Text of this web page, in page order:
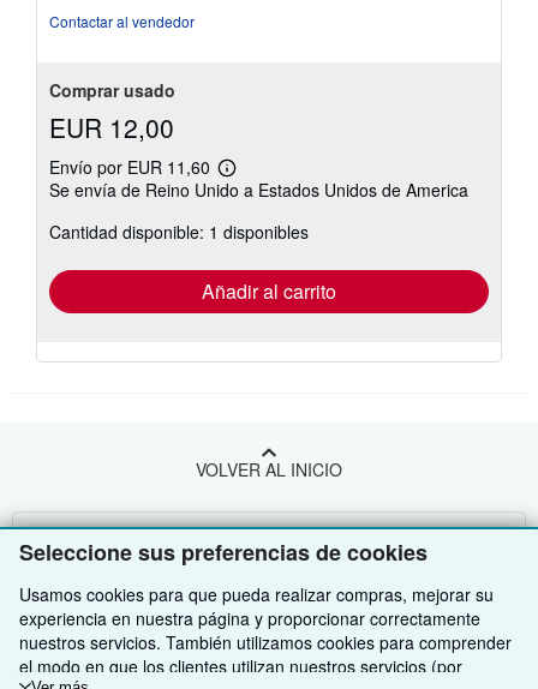
Seleccione sus preferencias de cookies
Usamos cookies para que pueda realizar compras, mejorar su
experiencia en nuestra página y proporcionar correctamente
nuestros servicios. También utilizamos cookies para comprender
el modo en que los clientes utilizan nuestros servicios (por
Contactar al vendedor
Comprar usado
EUR 12,00
Envío por EUR 11,60
Más
información
las
tarifas
envío
Se envía de Reino Unido a Estados Unidos de America
Cantidad disponible: 1 disponibles
Añadir al carrito
VOLVER AL INICIO
Compre con nosotros
Colecciones
Mi cuenta
Comenzar a vender
Únase a nuestro programa de afiliados
Sobre nosotros
Sobre IberLibro
Obtener Ayuda